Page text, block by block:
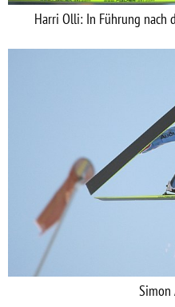
Harri Olli: In Führung nach
Simon